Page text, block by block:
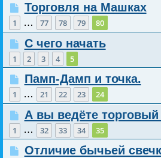
Торговля на Машках
1 … 77 78 79 80
С чего начать
1 2 3 4 5
Памп-Дамп и точка.
1 … 21 22 23 24
А вы ведёте
1 … 32 33 34 35
Отличие бычьей